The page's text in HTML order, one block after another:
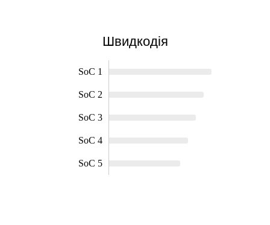
Швидкодія
SoC 1
SoC 2
SoC 3
SoC 4
SoC 5